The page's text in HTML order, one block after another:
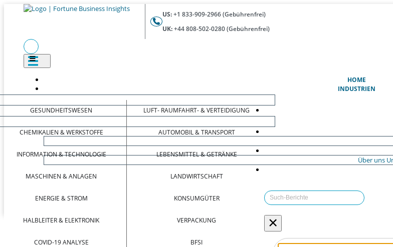
US:+1 833-909-2966 (Gebührenfrei)
UK:+44 808-502-0280 (Gebührenfrei)
HOME
INDUSTRIEN
GESUNDHEITSWESEN
CHEMIKALIEN & WERKSTOFFE
INFORMATION & TECHNOLOGIE
MASCHINEN & ANLAGEN
ENERGIE & STROM
HALBLEITER & ELEKTRONIK
COVID-19 ANALYSE
LUFT- RAUMFAHRT- & VERTEIDIGUNG
AUTOMOBIL & TRANSPORT
LEBENSMITTEL & GETRÄNKE
LANDWIRTSCHAFT
KONSUMGÜTER
VERPACKUNG
BFSI
Über uns
×